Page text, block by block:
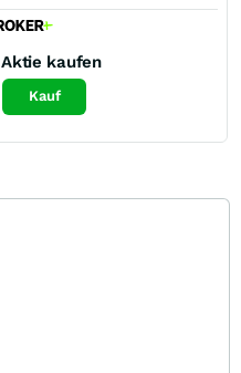
Aktie kaufen
Kauf